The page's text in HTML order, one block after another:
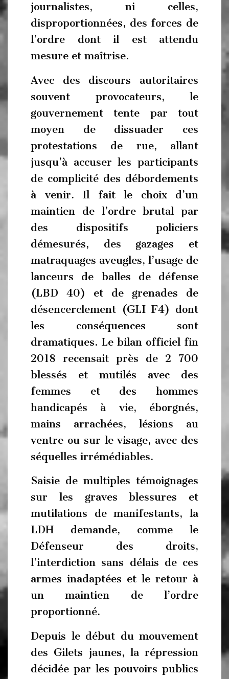
journalistes, ni celles,
disproportionnées, des forces de
l’ordre dont il est attendu
mesure et maîtrise.
Avec des discours autoritaires
souvent provocateurs, le
gouvernement tente par tout
moyen de dissuader ces
protestations de rue, allant
jusqu’à accuser les participants
de complicité des débordements
à venir. Il fait le choix d’un
maintien de l’ordre brutal par
des dispositifs policiers
démesurés, des gazages et
matraquages aveugles, l’usage de
lanceurs de balles de défense
(LBD 40) et de grenades de
désencerclement (GLI F4) dont
les conséquences sont
dramatiques. Le bilan officiel fin
2018 recensait près de 2 700
blessés et mutilés avec des
femmes et des hommes
handicapés à vie, éborgnés,
mains arrachées, lésions au
ventre ou sur le visage, avec des
séquelles irrémédiables.
Saisie de multiples témoignages
sur les graves blessures et
mutilations de manifestants, la
LDH demande, comme le
Défenseur des droits,
l’interdiction sans délais de ces
armes inadaptées et le retour à
un maintien de l’ordre
proportionné.
Depuis le début du mouvement
des Gilets jaunes, la répression
décidée par les pouvoirs publics